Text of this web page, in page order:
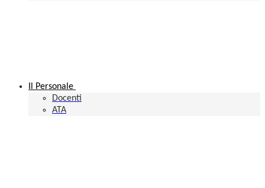
Il Personale
Docenti
ATA